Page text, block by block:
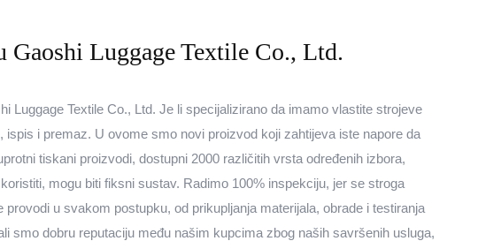
Gaoshi Luggage Textile Co., Ltd.
Luggage Textile Co., Ltd. Je li specijalizirano da imamo vlastite strojeve
ispis i premaz. U ovome smo novi proizvod koji zahtijeva iste napore da
tiskani proizvodi, dostupni 2000 različitih vrsta određenih izbora,
mogu biti fiksni sustav. Radimo 100% inspekciju, jer se stroga
provodi u svakom postupku, od prikupljanja materijala, obrade i testiranja
smo dobru reputaciju među našim kupcima zbog naših savršenih usluga,